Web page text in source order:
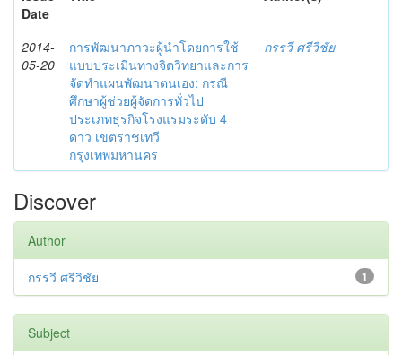
Date
2014-
05-20
การพัฒนาภาวะผู้นำโดยการใช้
แบบประเมินทางจิตวิทยาและการ
จัดทำแผนพัฒนาตนเอง: กรณี
ศึกษาผู้ช่วยผู้จัดการทั่วไป
ประเภทธุรกิจโรงแรมระดับ 4
ดาว เขตราชเทวี
กรุงเทพมหานคร
กรรวี ศรีวิชัย
Discover
Author
1
กรรวี ศรีวิชัย
Subject